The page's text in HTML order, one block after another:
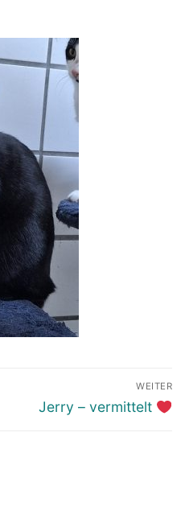
WEITER
Nächster
Jerry – vermittelt